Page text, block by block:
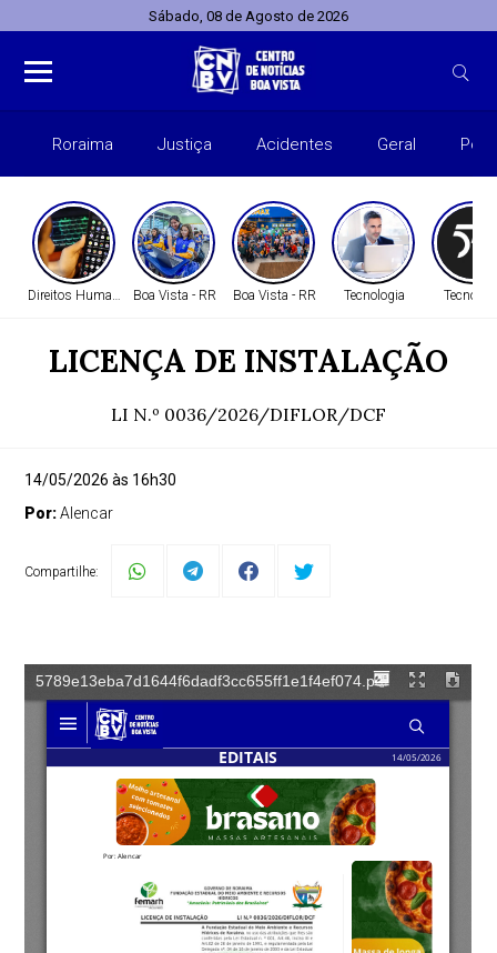
Sábado, 08 de Agosto de 2026
Roraima Justiça Acidentes Geral
Direitos HumanosBoa Vista - RR Boa Vista - RR Tecnologia
LICENÇA DE INSTALAÇÃO
LI N.º 0036/2026/DIFLOR/DCF
14/05/2026 às 16h30
Por:Alencar
Compartilhe: